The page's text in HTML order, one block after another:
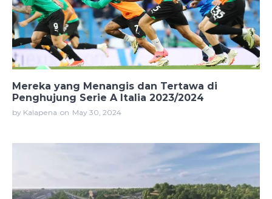
Mereka yang Menangis dan Tertawa di
Penghujung Serie A Italia 2023/2024
by Kalapena on May 30, 2024